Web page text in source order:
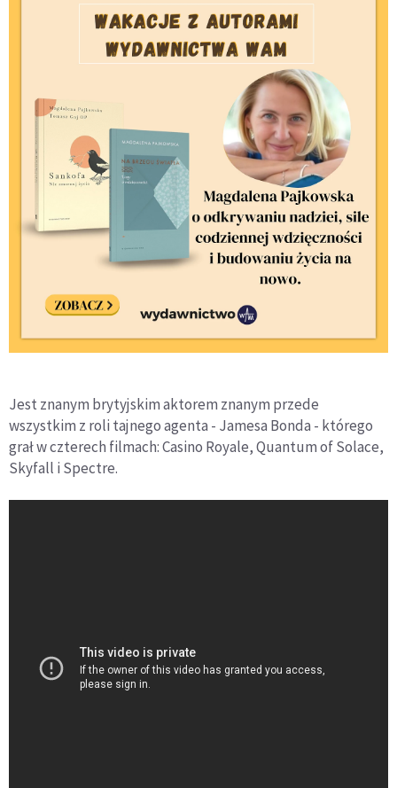
Jest znanym brytyjskim aktorem znanym przede
wszystkim z roli tajnego agenta - Jamesa Bonda - którego
grał w czterech filmach: Casino Royale, Quantum of Solace,
Skyfall i Spectre.